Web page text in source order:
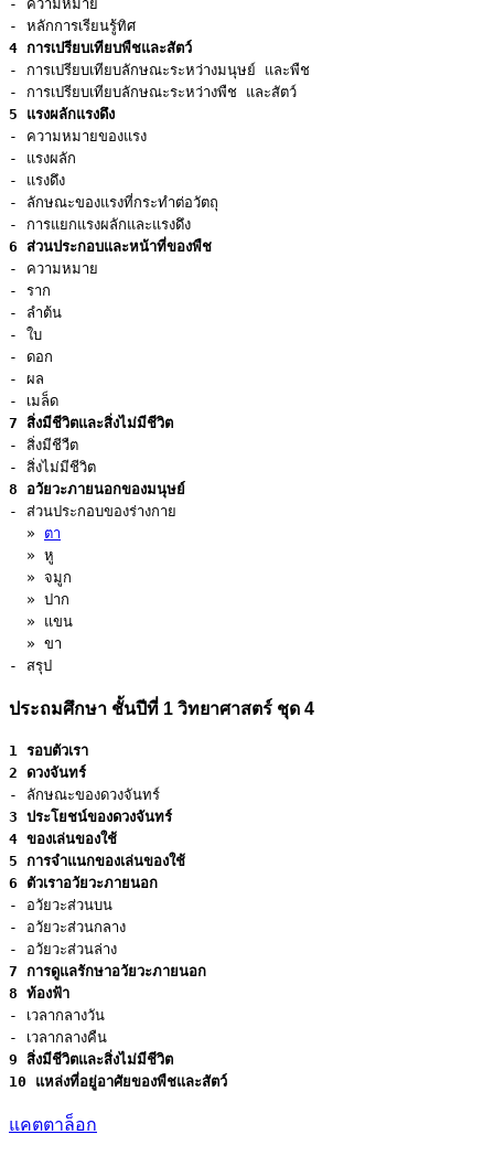
- ความหมาย
4 การเปรียบเทียบพืชและสัตว์
- การเปรียบเทียบลักษณะระหว่างมนุษย์ และพืช
5 แรงผลักแรงดึง
- ความหมายของแรง
- แรงผลัก
- แรงดึง
- ลักษณะของแรงที่กระทำต่อวัตถุ
6 ส่วนประกอบและหน้าที่ของพืช
- ความหมาย
- ราก
- ลำต้น
- ใบ
- ดอก
- ผล
7 สิ่งมีชีวิตและสิ่งไม่มีชีวิต
- สิ่งมีชีวืต
8 อวัยวะภายนอกของมนุษย์
- ส่วนประกอบของร่างกาย
» ตา
» หู
» จมูก
» ปาก
» แขน
» ขา
- สรุป
ประถมศึกษา ชั้นปีที่ 1 วิทยาศาสตร์ ชุด 4
1 รอบตัวเรา
2 ดวงจันทร์
3 ประโยชน์ของดวงจันทร์
4 ของเล่นของใช้
5 การจำแนกของเล่นของใช้
6 ตัวเราอวัยวะภายนอก
- อวัยวะส่วนบน
- อวัยวะส่วนกลาง
7 การดูแลรักษาอวัยวะภายนอก
8 ท้องฟ้า
- เวลากลางวัน
9 สิ่งมีชีวิตและสิ่งไม่มีชีวิต
แคตตาล็อก